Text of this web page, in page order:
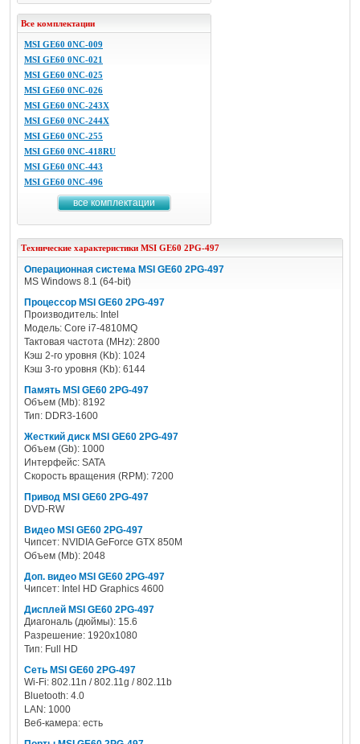
Все комплектации
MSI GE60 0NC-009
MSI GE60 0NC-021
MSI GE60 0NC-025
MSI GE60 0NC-026
MSI GE60 0NC-243X
MSI GE60 0NC-244X
MSI GE60 0NC-255
MSI GE60 0NC-418RU
MSI GE60 0NC-443
MSI GE60 0NC-496
все комплектации
Технические характеристики MSI GE60 2PG-497
Операционная система MSI GE60 2PG-497
MS Windows 8.1 (64-bit)
Процессор MSI GE60 2PG-497
Производитель: Intel
Модель: Core i7-4810MQ
Тактовая частота (MHz): 2800
Кэш 2-го уровня (Kb): 1024
Кэш 3-го уровня (Kb): 6144
Память MSI GE60 2PG-497
Объем (Mb): 8192
Тип: DDR3-1600
Жесткий диск MSI GE60 2PG-497
Объем (Gb): 1000
Интерфейс: SATA
Скорость вращения (RPM): 7200
Привод MSI GE60 2PG-497
DVD-RW
Видео MSI GE60 2PG-497
Чипсет: NVIDIA GeForce GTX 850M
Объем (Mb): 2048
Доп. видео MSI GE60 2PG-497
Чипсет: Intel HD Graphics 4600
Дисплей MSI GE60 2PG-497
Диагональ (дюймы): 15.6
Разрешение: 1920x1080
Тип: Full HD
Сеть MSI GE60 2PG-497
Wi-Fi: 802.11n / 802.11g / 802.11b
Bluetooth: 4.0
LAN: 1000
Веб-камера: есть